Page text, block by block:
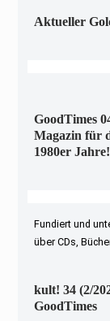
Aktueller
GoodTimes
Magazin für
1980er Jahre!
Fundiert und
über CDs,
kult! 34 (2/
GoodTimes